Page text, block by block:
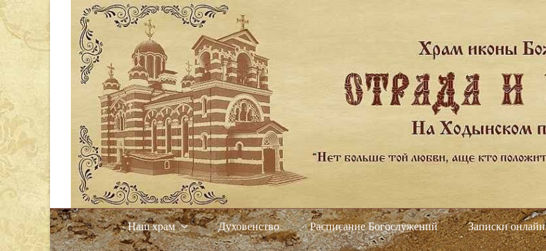
Наш храм Духовенство Расписание Богослужений Записки онлайн